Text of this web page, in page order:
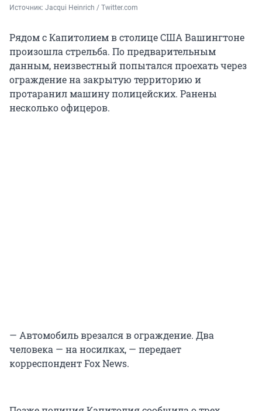
Источник: Jacqui Heinrich / Twitter.com
Рядом с Капитолием в столице США Вашингтоне
произошла стрельба. По предварительным
данным, неизвестный попытался проехать через
ограждение на закрытую территорию и
протаранил машину полицейских. Ранены
несколько офицеров.
— Автомобиль врезался в ограждение. Два
человека — на носилках, — передает
корреспондент Fox News.